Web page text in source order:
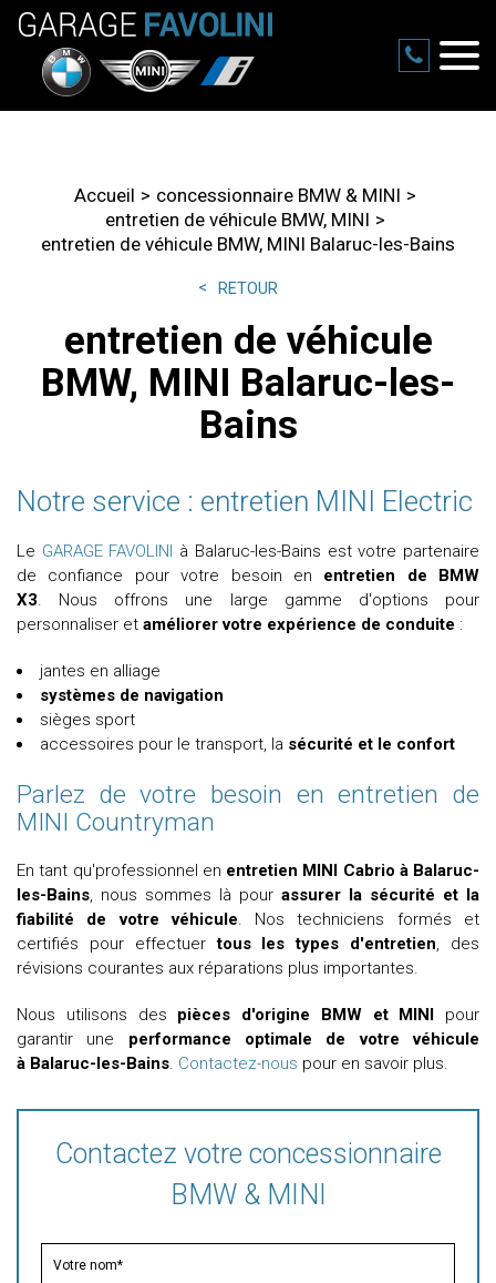
Accueil
concessionnaire BMW & MINI
entretien de véhicule BMW, MINI
entretien de véhicule BMW, MINI Balaruc-les-Bains
RETOUR
entretien de véhicule
BMW, MINI Balaruc-les-
Bains
Notre service : entretien MINI Electric
Le GARAGE FAVOLINI à Balaruc-les-Bains est votre partenaire
de confiance pour votre besoin en entretien de BMW
X3. Nous offrons une large gamme d'options pour
personnaliser et améliorer votre expérience de conduite :
jantes en alliage
systèmes de navigation
sièges sport
accessoires pour le transport, la sécurité et le confort
Parlez de votre besoin en entretien de
MINI Countryman
En tant qu'professionnel en entretien MINI Cabrio à Balaruc-
les-Bains, nous sommes là pour assurer la sécurité et la
fiabilité de votre véhicule. Nos techniciens formés et
certifiés pour effectuertous les types d'entretien, des
révisions courantes aux réparations plus importantes.
Nous utilisons des pièces d'origine BMW et MINI pour
garantir une performance optimale de votre véhicule
à Balaruc-les-Bains. Contactez-nous pour en savoir plus.
Contactez votre concessionnaire
BMW & MINI